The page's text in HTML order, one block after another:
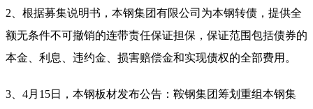
2、根据募集说明书，本钢集团有限公司为本钢转债，提供全
额无条件不可撤销的连带责任保证担保，保证范围包括债券的
本金、利息、违约金、损害赔偿金和实现债权的全部费用。
3、4月15日，本钢板材发布公告：鞍钢集团筹划重组本钢集